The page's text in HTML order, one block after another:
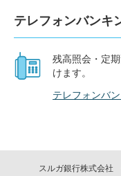
テレフォンバンキ
残高照会・定
けます。
テレフォンバ
スルガ銀行株式会社